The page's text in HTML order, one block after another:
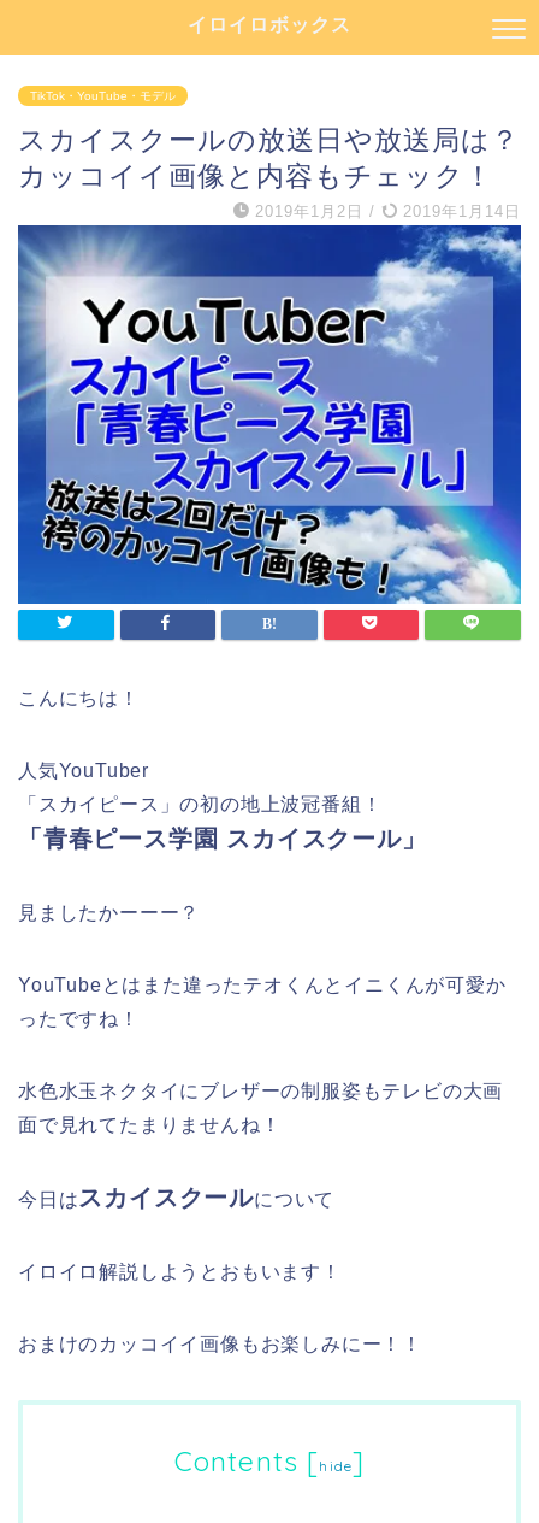
イロイロボックス
TikTok・YouTube・モデル
スカイスクールの放送日や放送局は？
カッコイイ画像と内容もチェック！
2019年1月2日 / 2019年1月14日
こんにちは！
人気YouTuber
「スカイピース」の初の地上波冠番組！
「青春ピース学園 スカイスクール」
見ましたかーーー？
YouTubeとはまた違ったテオくんとイニくんが可愛か
ったですね！
水色水玉ネクタイにブレザーの制服姿もテレビの大画
面で見れてたまりませんね！
今日はスカイスクールについて
イロイロ解説しようとおもいます！
おまけのカッコイイ画像もお楽しみにー！！
Contents [hide]